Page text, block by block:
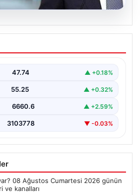
ortaklık süreci söz
Yardımcısı
Cevdet Yılmaz, CNN Türk
47.74 ▲ +0.18%
55.25 ▲ +0.32%
6660.6 ▲ +2.59%
3103778 ▼ -0.03%
08 Ağustos Cumartesi 2026 günün
ve kanalları